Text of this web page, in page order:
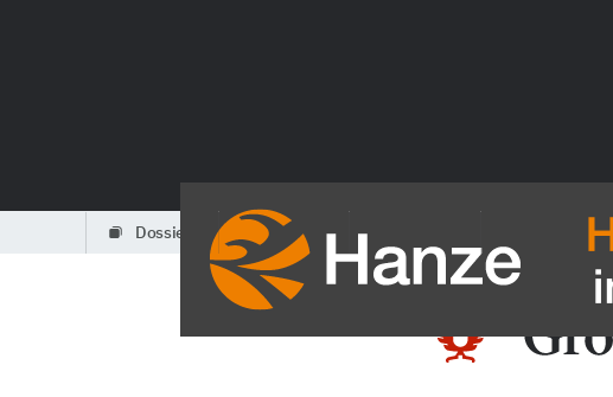
dossiers partners vacatures